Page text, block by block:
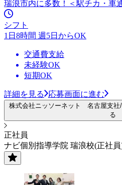
瑞浪市内に多数！＜駅チカ・車
シフト
1日8時間 週5日からOK
交通費支給
未経験OK
短期OK
詳細を見る 応募画面に進む
株式会社ニッソーネット 名古屋支社/
る
正社員
ナビ個別指導学院 瑞浪校(正社